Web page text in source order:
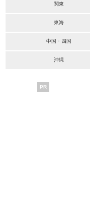
関東
東海
中国・四国
沖縄
PR